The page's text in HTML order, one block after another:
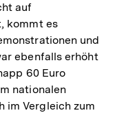
auf
kommt es
und
ebenfalls erhöht
60 Euro
nationalen
im Vergleich zum